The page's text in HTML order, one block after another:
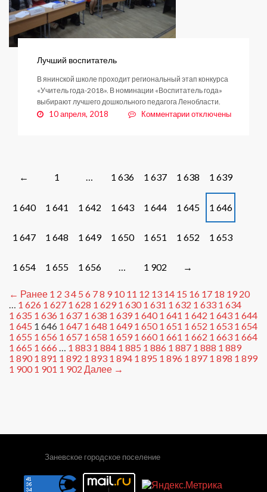
Лучший воспитатель
В янинской школе проходит региональный этап конкурса
«Учитель года-2018». В номинации «Воспитатель года»
выбирают лучшего дошкольного педагога Ленобласти.
10 апреля, 2018 Комментариикотключены
Posts
navigation
← 1 … 1 636 1 637 1 638 1 639
1 640 1 641 1 642 1 643 1 644 1 645 1 646
1 647 1 648 1 649 1 650 1 651 1 652 1 653
1 654 1 655 1 656 … 1 902 →
← Ранее 1 2 34 5 6 78 9 10 11 12 13 14 15 16 17 18 19 20
… 1 626 1 627 1 628 1 629 1 630 1 631 1 632 1 633 1 634
1 635 1 636 1 637 1 638 1 639 1 640 1 641 1 642 1 643 1 644
1 645 1 646 1 647 1 648 1 649 1 650 1 651 1 652 1 653 1 654
1 655 1 656 1 657 1 658 1 659 1 660 1 661 1 662 1 663 1 664
1 665 1 666 … 1 883 1 884 1 885 1 886 1 887 1 888 1 889
1 890 1 891 1 892 1 893 1 894 1 895 1 896 1 897 1 898 1 899
1 900 1 901 1 902 Далее →
Заневское городское поселение